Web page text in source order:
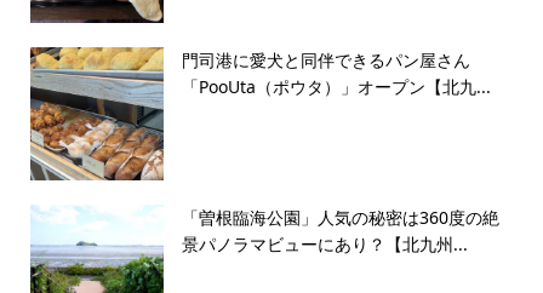
門司港に愛犬と同伴できるパン屋さん
「PooUta（ポウタ）」オープン【北九...
「曽根臨海公園」人気の秘密は360度の絶
景パノラマビューにあり？【北九州...